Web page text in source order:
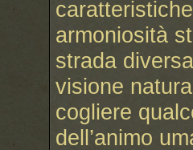
armoniosità
strada
visione
cogliere
dell’animo